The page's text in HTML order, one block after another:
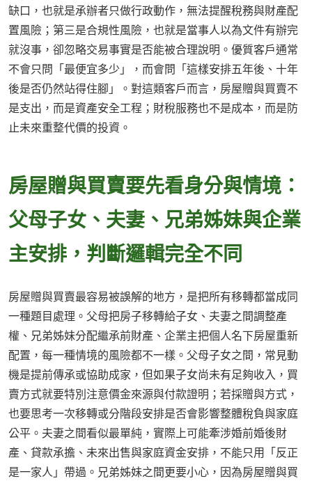
缺口，也就是承辦者只做行政動作，無法提醒稅務與財產配
置風險；第三是合規性風險，也就是當事人以為文件有辦完
就沒事，卻忽略交易事實是否能被合理說明。優質客戶通常
不會只問「最便宜多少」，而會問「這樣安排五年後、十年
後是否仍然站得住腳」。對這類客戶而言，房屋贈與買賣不
是支出，而是資產安全工程；財稅服務也不是成本，而是防
止未來重整代價的投資。
房屋贈與買賣要先看身分與情境：
父母子女、夫妻、兄弟姊妹與企業
主安排，判斷邏輯完全不同
房屋贈與買賣最容易被誤解的地方，是把所有移轉都當成同
一種題目處理。父母把房子移轉給子女、夫妻之間調整產
權、兄弟姊妹分配繼承前財產、企業主把個人名下房屋重新
配置，每一種情境的風險都不一樣。父母子女之間，常見動
機是提前傳承或協助成家，但如果子女尚未有足夠收入，買
賣方式就要特別注意價金來源與付款證明；若採贈與方式，
也要思考一次移轉或分階段安排是否會影響整體稅負與家庭
公平。夫妻之間看似最單純，實際上可能牽涉婚前婚後財
產、貸款承擔、未來出售與家庭資金安排，不能只用「反正
是一家人」帶過。兄弟姊妹之間更要小心，因為房屋贈與買